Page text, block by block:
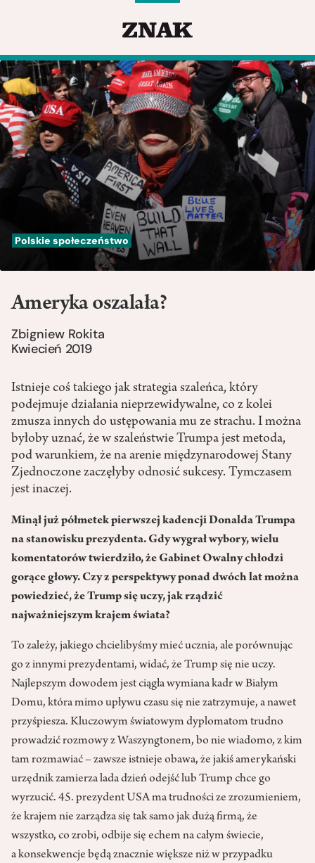
Polskie społeczeństwo
Ameryka oszalała?
Zbigniew Rokita
Kwiecień 2019
Istnieje coś takiego jak strategia szaleńca, który
podejmuje działania nieprzewidywalne, co z kolei
zmusza innych do ustępowania mu ze strachu. I można
byłoby uznać, że w szaleństwie Trumpa jest metoda,
pod warunkiem, że na arenie międzynarodowej Stany
Zjednoczone zaczęłyby odnosić sukcesy. Tymczasem
jest inaczej.
Minął już półmetek pierwszej kadencji Donalda Trumpa
na stanowisku prezydenta. Gdy wygrał wybory, wielu
komentatorów twierdziło, że Gabinet Owalny chłodzi
gorące głowy. Czy z perspektywy ponad dwóch lat można
powiedzieć, że Trump się uczy, jak rządzić
najważniejszym krajem świata?
To zależy, jakiego chcielibyśmy mieć ucznia, ale porównując
go z innymi prezydentami, widać, że Trump się nie uczy.
Najlepszym dowodem jest ciągła wymiana kadr w Białym
Domu, która mimo upływu czasu się nie zatrzymuje, a nawet
przyśpiesza. Kluczowym światowym dyplomatom trudno
prowadzić rozmowy z Waszyngtonem, bo nie wiadomo, z kim
tam rozmawiać – zawsze istnieje obawa, że jakiś amerykański
urzędnik zamierza lada dzień odejść lub Trump chce go
wyrzucić. 45. prezydent USA ma trudności ze zrozumieniem,
że krajem nie zarządza się tak samo jak dużą firmą, że
wszystko, co zrobi, odbije się echem na całym świecie,
a konsekwencje będą znacznie większe niż w przypadku